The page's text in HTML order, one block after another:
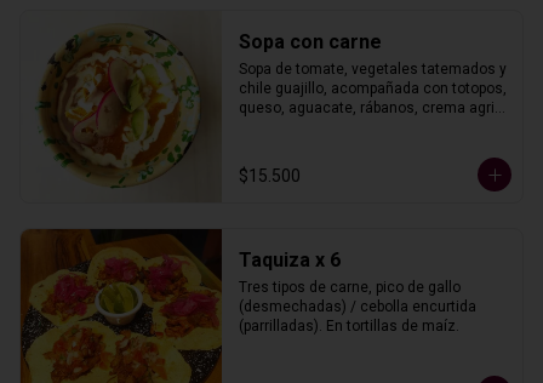
Sopa con carne
Sopa de tomate, vegetales tatemados y
chile guajillo, acompañada con totopos,
queso, aguacate, rábanos, crema agria
$15.500
Taquiza x 6
Tres tipos de carne, pico de gallo
(desmechadas) / cebolla encurtida
(parrilladas). En tortillas de maíz.